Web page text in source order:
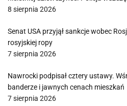
8 sierpnia 2026
Senat USA przyjął sankcje wobec
rosyjskiej ropy
7 sierpnia 2026
Nawrocki podpisał cztery ustawy.
banderze i jawnych cenach mieszkań
7 sierpnia 2026